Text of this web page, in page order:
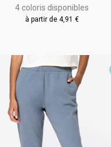
4 coloris disponibles
à partir de 4,91 €